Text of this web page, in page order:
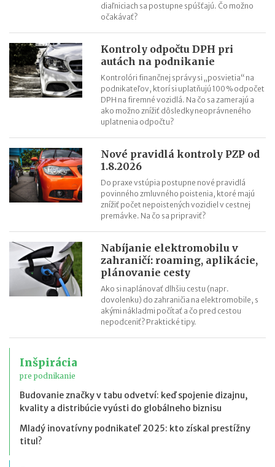
diaľniciach sa postupne spúšťajú. Čo možno
očakávať?
Kontroly odpočtu DPH pri
autách na podnikanie
Kontrolóri finančnej správy si „posvietia“ na
podnikateľov, ktorí si uplatňujú 100 % odpočet
DPH na firemné vozidlá. Na čo sa zamerajú a
ako možno znížiť dôsledky neoprávneného
uplatnenia odpočtu?
Nové pravidlá kontroly PZP od
1.8.2026
Do praxe vstúpia postupne nové pravidlá
povinného zmluvného poistenia, ktoré majú
znížiť počet nepoistených vozidiel v cestnej
premávke. Na čo sa pripraviť?
Nabíjanie elektromobilu v
zahraničí: roaming, aplikácie,
plánovanie cesty
Ako si naplánovať dlhšiu cestu (napr.
dovolenku) do zahraničia na elektromobile, s
akými nákladmi počítať a čo pred cestou
nepodceniť? Praktické tipy.
Inšpirácia
pre podnikanie
Budovanie značky v tabu odvetví: keď spojenie dizajnu,
kvality a distribúcie vyústi do globálneho biznisu
Mladý inovatívny podnikateľ 2025: kto získal prestížny
titul?